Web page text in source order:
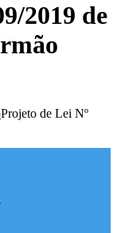
2019 de
Projeto de Lei Nº